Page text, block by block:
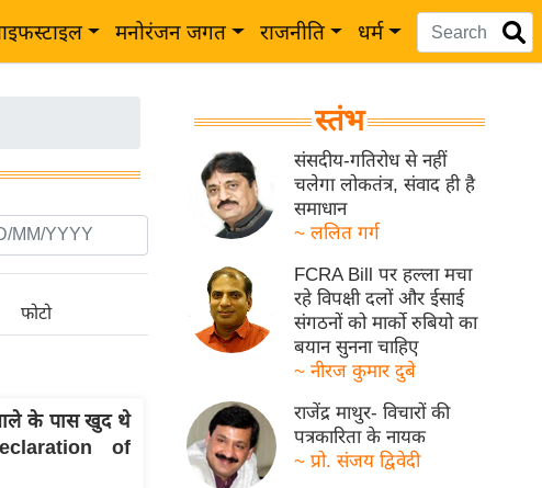
मनोरंजन जगत राजनीति धर्म
फोटो
के पास खुद थे
of
स्तंभ
संसदीय-गतिरोध से नहीं
चलेगा लोकतंत्र, संवाद ही है
समाधान
~ ललित गर्ग
FCRA Bill पर हल्ला मचा
रहे विपक्षी दलों और ईसाई
संगठनों को मार्को रुबियो का
बयान सुनना चाहिए
~ नीरज कुमार दुबे
राजेंद्र माथुर- विचारों की
पत्रकारिता के नायक
~ प्रो. संजय द्विवेदी